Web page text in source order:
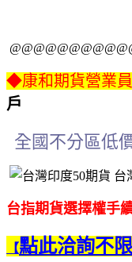
◆康和期貨營業員
戶
全國不分區低
台指期貨選擇權手
【點此洽詢不